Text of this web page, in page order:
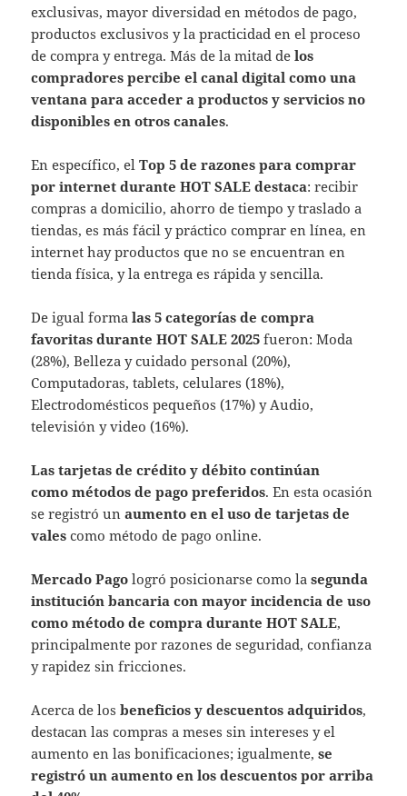
exclusivas, mayor diversidad en métodos de pago,
productos exclusivos y la practicidad en el proceso
de compra y entrega. Más de la mitad delos
compradores percibe el canal digital como una
ventana para acceder a productos y servicios no
disponibles en otros canales.
En específico, elTop 5 de razones para comprar
por internet durante HOT SALE destaca: recibir
compras a domicilio, ahorro de tiempo y traslado a
tiendas, es más fácil y práctico comprar en línea, en
internet hay productos que no se encuentran en
tienda física, y la entrega es rápida y sencilla.
De igual formalas 5 categorías de compra
favoritas durante HOT SALE 2025 fueron: Moda
(28%), Belleza y cuidado personal (20%),
Computadoras, tablets, celulares (18%),
Electrodomésticos pequeños (17%) y Audio,
televisión y video (16%).
Las tarjetas de crédito y débito continúan
como métodos de pago preferidos. En esta ocasión
se registró unaumento en el uso de tarjetas de
vales como método de pago online.
Mercado Pago logró posicionarse como lasegunda
institución bancaria con mayor incidencia de uso
como método de compra durante HOT SALE,
principalmente por razones de seguridad, confianza
y rapidez sin fricciones.
Acerca de losbeneficios y descuentos adquiridos,
destacan las compras a meses sin intereses y el
aumento en las bonificaciones; igualmente,se
registró un aumento en los descuentos por arriba